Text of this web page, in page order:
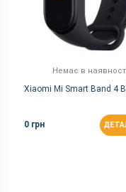
Немає в
Xiaomi Mi Smart Band 4
0 грн